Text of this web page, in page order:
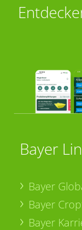
Bayer
Bayer
Bayer
Bayer